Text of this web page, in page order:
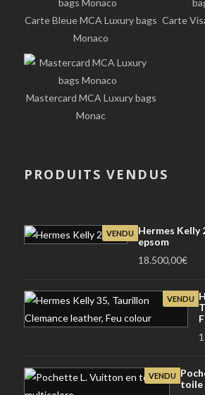
Carte Bleue MCA Luxury bags
Monaco
Carte
Mastercard MCA Luxury bags
Monac
PRODUITS VENDUS
VENDU
Hermes Kelly
epsom
18.500,00€
VENDU
VENDU
toile